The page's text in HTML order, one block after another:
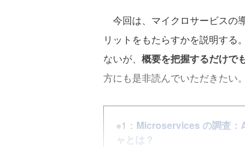
今回は、マイクロサービスの
リットをもたらすかを説明する
ないが、 概要を把握するだけで
方にも是非読んでいただきたい。
※1： Microservices の調査：
ャとは？